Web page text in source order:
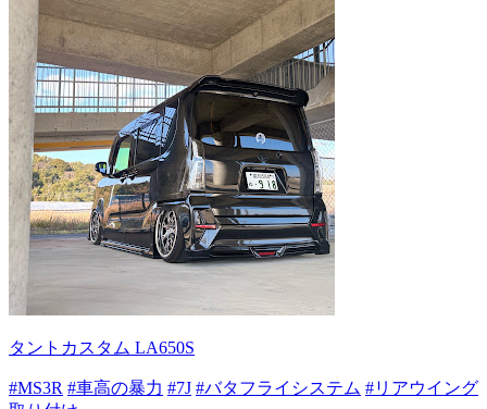
タントカスタム LA650S
#MS3R #車高の暴力 #7J #バタフライシステム #リアウイング